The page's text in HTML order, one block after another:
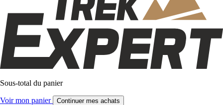
Sous-total du panier
Voir mon panier Continuer mes achats